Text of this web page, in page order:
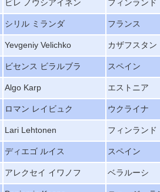
ビレ ノウシアイネン フィンランド
シリル ミランダ フランス
Yevgeniy Velichko カザフスタン
ビセンス ビラルブラ スペイン
Algo Karp エストニア
ロマン レイビュク ウクライナ
Lari Lehtonen フィンランド
ディエゴ ルイス スペイン
アレクセイ イワノフ ベラルーシ